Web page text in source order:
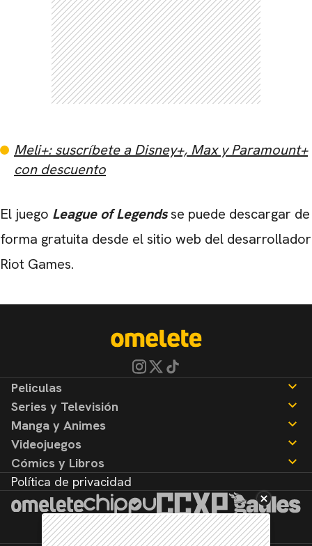
Meli+: suscríbete a Disney+, Max y Paramount+
con descuento
El juego League of Legendsse puede descargar de
forma gratuita desde el sitio web del desarrollador
Riot Games.
Peliculas
Noticias
Reseñas
Series y Televisión
Noticias
Reseñas
Manga y Animes
Noticias
Reseñas
Videojuegos
Noticias
Reseñas
Cómics y Libros
Noticias
Reseñas
Política de privacidad